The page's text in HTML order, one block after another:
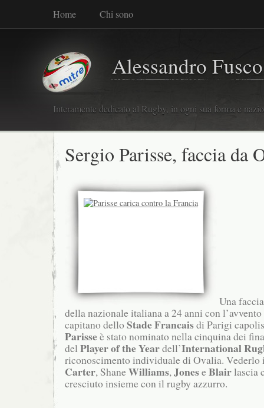
Home Chi sono
Alessandro Fusco
Interamente dedicato al Rugby, in ogni sua forma e
Sergio Parisse, faccia da
Una
della nazionale italiana a 24 anni con
capitano dello Stade Francaisdi Parigi
Parisseè stato nominato nella cinquina dei
del Player of the Yeardell’International
riconoscimento individuale di Ovalia. Vederlo
Carter, ShaneWilliams,JoneseBlairlascia
cresciuto insieme con il rugby azzurro.